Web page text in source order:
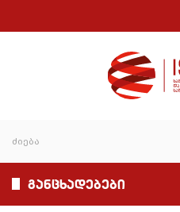
განცხადებები